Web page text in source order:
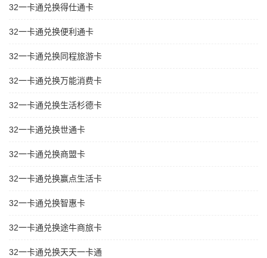
32一卡通兑换得仕通卡
32一卡通兑换便利通卡
32一卡通兑换同程旅游卡
32一卡通兑换万能消费卡
32一卡通兑换生活杉德卡
32一卡通兑换世通卡
32一卡通兑换商盟卡
32一卡通兑换赢点生活卡
32一卡通兑换智惠卡
32一卡通兑换途牛商旅卡
32一卡通兑换天天一卡通